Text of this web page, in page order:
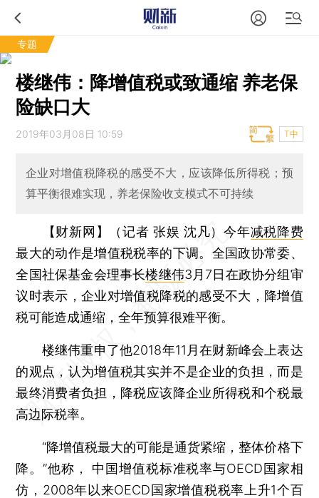
专题
楼继伟：降增值税或致通缩 养老保
险缺口大
2019年03月08日 10:59 T中
企业对增值税降税的感受不大，应该降低所得税；预
算平衡很难实现，养老保险收支模式不可持续
【财新网】（记者 张娱 沈凡）今年减税降费
最大的动作是增值税税率的下调。全国政协常委、
全国社保基金会理事长楼继伟3月7日在政协分组审
议时表示，企业对增值税降税的感受不大，降增值
税可能造成通缩，全年预算很难平衡。
楼继伟重申了他2018年11月在财新峰会上表达
的观点，认为增值税其实并不是企业的负担，而是
最终消费者负担，降税应该降企业所得税和个税最
高边际税率。
“降增值税最大的可能是通货紧缩，整体价格下
降。”他称， 中国增值税标准税率与OECD国家相
仿，2008年以来OECD国家增值税税率上升1个百